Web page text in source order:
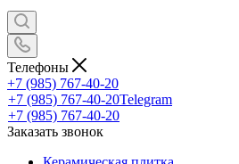
Телефоны
+7 (985) 767-40-20
+7 (985) 767-40-20Telegram
+7 (985) 767-40-20
Заказать звонок